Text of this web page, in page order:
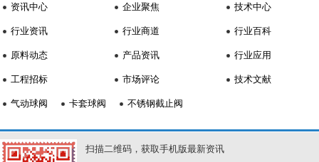
资讯中心
行业资讯
原料动态
工程招标
企业聚焦
行业商道
产品资讯
市场评论
技术中心
行业百科
行业应用
技术文献
气动球阀 卡套球阀 不锈钢截止阀
扫描二维码，获取手机版最新资讯